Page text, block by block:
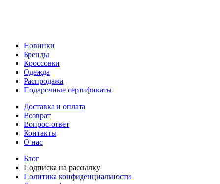
Новинки
Бренды
Кроссовки
Одежда
Распродажа
Подарочные сертификаты
Доставка и оплата
Возврат
Вопрос-ответ
Контакты
О нас
Блог
Подписка на рассылку
Политика конфиденциальности